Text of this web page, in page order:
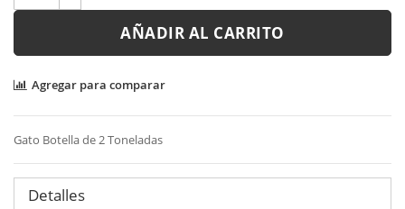
AÑADIR AL CARRITO
Agregar para comparar
Gato Botella de 2 Toneladas
Detalles